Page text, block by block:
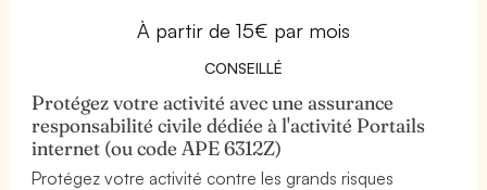
À partir de 15€ par mois
CONSEILLÉ
Protégez votre activité avec une assurance
responsabilité civile dédiée à l'activité Portails
internet (ou code APE 6312Z)
Protégez votre activité contre les grands risques